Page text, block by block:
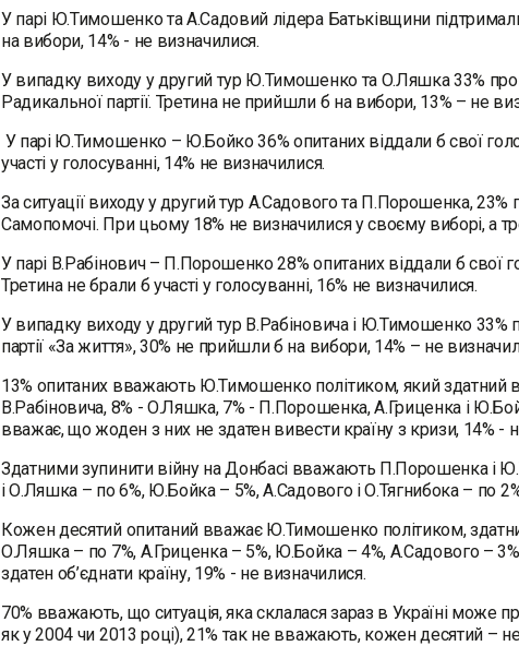
У парі Ю.Тимошенко та А.Садовий лідера Батьківщини
на вибори, 14% - не визначилися.
У випадку виходу у другий тур Ю.Тимошенко та О.Ляшка 33%
Радикальної партії. Третина не прийшли б на вибори, 13% – не
У парі Ю.Тимошенко – Ю.Бойко 36% опитаних віддали б свої
участі у голосуванні, 14% не визначилися.
За ситуації виходу у другий тур А.Садового та П.Порошенка,
Самопомочі. При цьому 18% не визначилися у своєму виборі, а
У парі В.Рабінович – П.Порошенко 28% опитаних віддали б свої
Третина не брали б участі у голосуванні, 16% не визначилися.
У випадку виходу у другий тур В.Рабіновича і Ю.Тимошенко 33%
партії «За життя», 30% не прийшли б на вибори, 14% – не
13% опитаних вважають Ю.Тимошенко політиком, який здатний
В.Рабіновича, 8% - О.Ляшка, 7% - П.Порошенка, А.Гриценка і
вважає, що жоден з них не здатен вивести країну з кризи, 14% -
Здатними зупинити війну на Донбасі вважають П.Порошенка і
і О.Ляшка – по 6%, Ю.Бойка – 5%, А.Садового і О.Тягнибока – по
Кожен десятий опитаний вважає Ю.Тимошенко політиком,
О.Ляшка – по 7%, А.Гриценка – 5%, Ю.Бойка – 4%, А.Садового –
здатен об’єднати країну, 19% - не визначилися.
70% вважають, що ситуація, яка склалася зараз в Україні може
як у 2004 чи 2013 році), 21% так не вважають, кожен десятий –